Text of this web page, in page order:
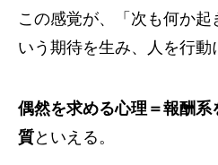
この感覚が、「次も何か起
いう期待を生み、人を行動
偶然を求める心理＝報酬
質といえる。